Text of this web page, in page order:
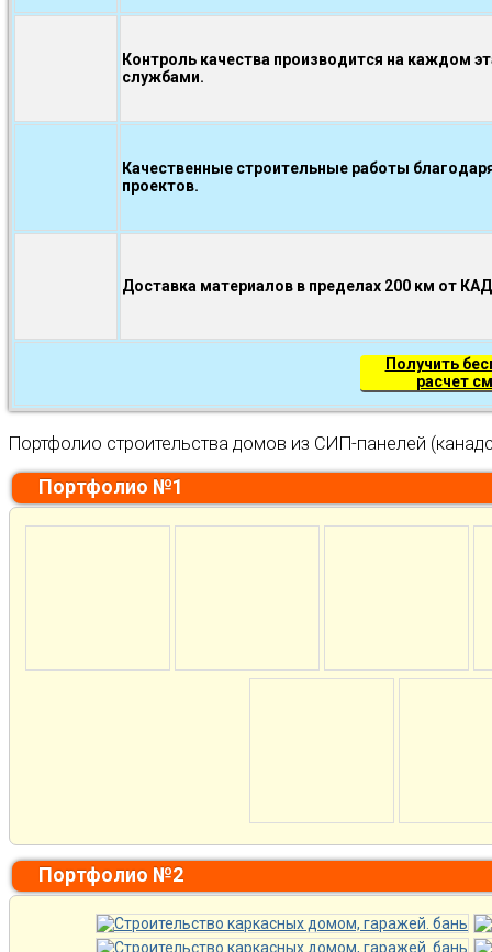
Контроль качества производится на каждом
службами.
Качественные строительные работы
проектов.
Доставка материалов в пределах 200 км от
Получить
расчет
Портфолио строительства домов из СИП-панелей
Портфолио №1
Портфолио №2